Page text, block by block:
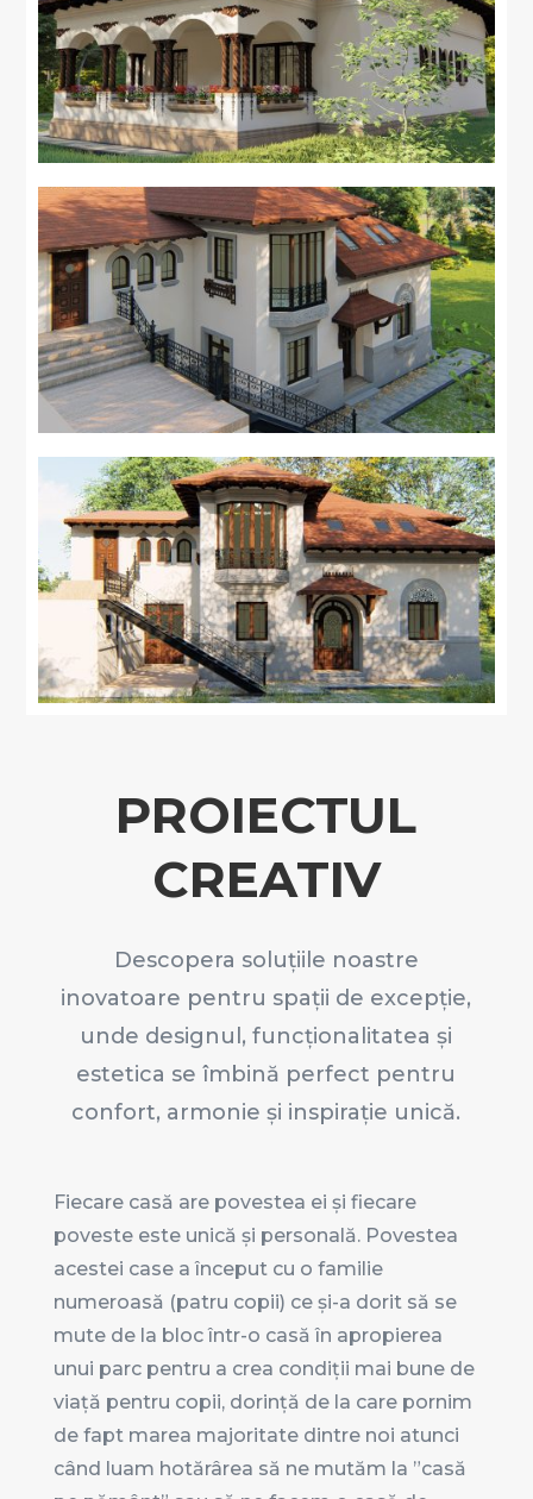
PROIECTUL
CREATIV
Descopera soluțiile noastre
inovatoare pentru spații de excepție,
unde designul, funcționalitatea și
estetica se îmbină perfect pentru
confort, armonie și inspirație unică.
Fiecare casă are povestea ei și fiecare
poveste este unică și personală. Povestea
acestei case a început cu o familie
numeroasă (patru copii) ce și-a dorit să se
mute de la bloc într-o casă în apropierea
unui parc pentru a crea condiții mai bune de
viață pentru copii, dorință de la care pornim
de fapt marea majoritate dintre noi atunci
când luam hotărârea să ne mutăm la ”casă